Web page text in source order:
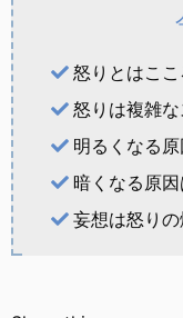
怒りとはこ
怒りは複雑
明るくなる
暗くなる原
妄想は怒り